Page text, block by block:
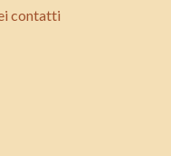
contatti